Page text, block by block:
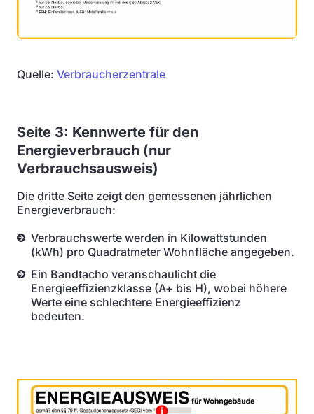
Quelle: Verbraucherzentrale
Seite 3: Kennwerte für den
Energieverbrauch (nur
Verbrauchsausweis)
Die dritte Seite zeigt den gemessenen jährlichen
Energieverbrauch:
Verbrauchswerte werden in Kilowattstunden
(kWh) pro Quadratmeter Wohnfläche angegeben.
Ein Bandtacho veranschaulicht die
Energieeffizienzklasse (A+ bis H), wobei höhere
Werte eine schlechtere Energieeffizienz
bedeuten.